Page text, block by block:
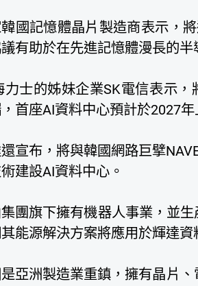
國記憶體晶片製造商表示，
有助於在先進記憶體漫長的
力士的姊妹企業SK電信表示
首座AI資料中心預計於2027年
宣布，將與韓國網路巨擘
建設AI資料中心。
團旗下擁有機器人事業，並
能源解決方案將應用於輝達
亞洲製造業重鎮，擁有晶片